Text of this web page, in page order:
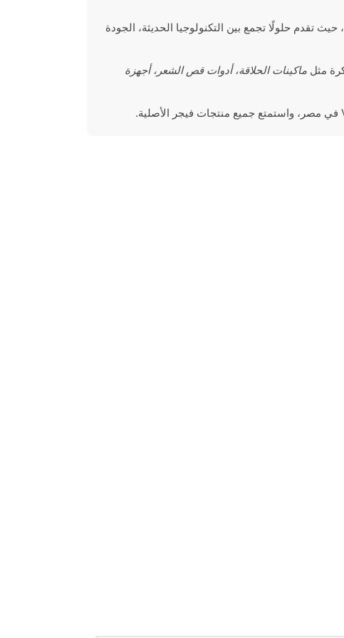
، حيث تقدم حلولًا تجمع بين التكنولوجيا الحديثة، الجودة
ماكينات الحلاقة، أدوات قص الشعر، أجهزة